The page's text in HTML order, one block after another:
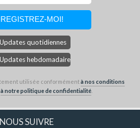
Updates quotidiennes
Updates hebdomadaires
utilisée conformémentà nos conditions
à notre politique de confidentialité.
NOUS SUIVRE